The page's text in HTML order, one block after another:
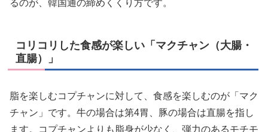
るのが、韓国通の締めくくり方です。
コリコリした食感が楽しい「マクチャン（大腸・
直腸）」
脂を楽しむコプチャンに対して、食感を楽しむのが「マク
チャン」です。牛の場合は第4胃、豚の場合は直腸を指し
ます。コプチャンよりも脂身が少なく、弾力のあるモチモ